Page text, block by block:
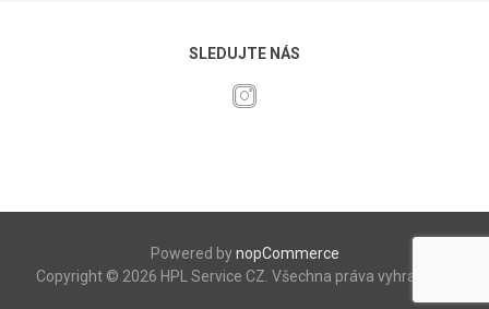
SLEDUJTE NÁS
Powered bynopCommerce
Copyright © 2026 HPL Service CZ. Všechna práva vyhrazena.